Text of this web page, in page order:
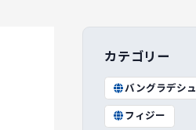
カテゴリー
バングラデシュ
フィジー